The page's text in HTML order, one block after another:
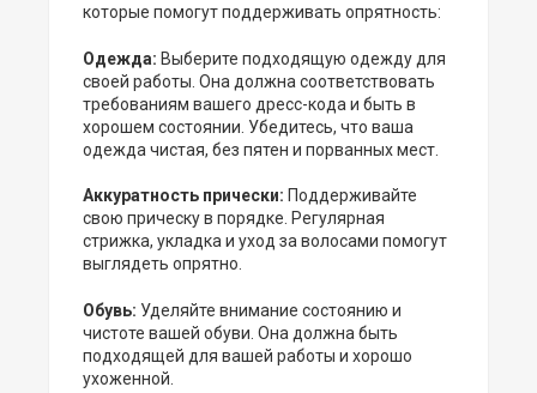
которые помогут поддерживать опрятность:
Одежда: Выберите подходящую одежду для
своей работы. Она должна соответствовать
требованиям вашего дресс-кода и быть в
хорошем состоянии. Убедитесь, что ваша
одежда чистая, без пятен и порванных мест.
Аккуратность прически: Поддерживайте
свою прическу в порядке. Регулярная
стрижка, укладка и уход за волосами помогут
выглядеть опрятно.
Обувь: Уделяйте внимание состоянию и
чистоте вашей обуви. Она должна быть
подходящей для вашей работы и хорошо
ухоженной.